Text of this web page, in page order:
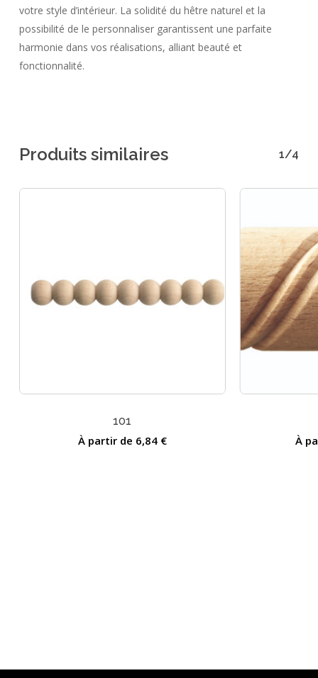
votre style d’intérieur. La solidité du hêtre naturel et la
possibilité de le personnaliser garantissent une parfaite
harmonie dans vos réalisations, alliant beauté et
fonctionnalité.
Produits similaires 1/4
101
À partir de 6,84 € À